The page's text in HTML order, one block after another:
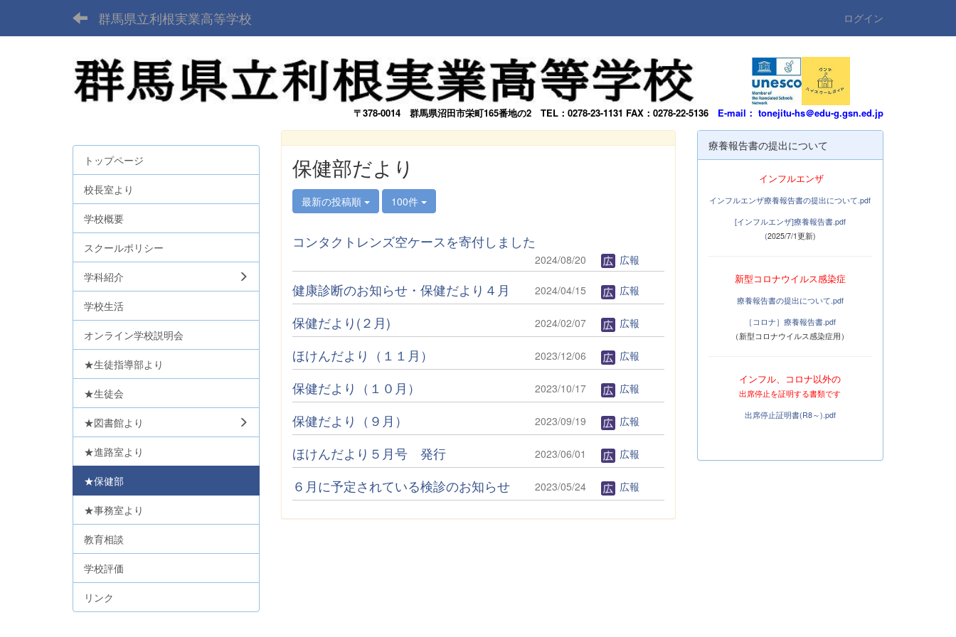
群馬県立利根実業高等学校 ログイン
〒378-0014 群馬県沼田市栄町165番地の2 TEL：0278-23-1131 FAX：0278-22-5136 E-mail： tonejitu-hs＠edu-g.gsn.ed.jp
保健部だより
最新の投稿順 100件
コンタクトレンズ空ケースを寄付しました
2024/08/20 広報
健康診断のお知らせ・保健だより４月 2024/04/15 広報
保健だより(２月) 2024/02/07 広報
ほけんだより（１１月） 2023/12/06 広報
保健だより（１０月） 2023/10/17 広報
保健だより（９月） 2023/09/19 広報
ほけんだより５月号 発行 2023/06/01 広報
６月に予定されている検診のお知らせ 2023/05/24 広報
トップページ
校長室より
学校概要
スクールポリシー
学科紹介
学校生活
オンライン学校説明会
★生徒指導部より
★生徒会
★図書館より
★進路室より
★保健部
★事務室より
教育相談
学校評価
リンク
療養報告書の提出について
インフルエンザ
インフルエンザ療養報告書の提出について.pdf
[インフルエンザ]療養報告書.pdf
(2025/7/1更新)
新型コロナウイルス感染症
療養報告書の提出について.pdf
［コロナ］療養報告書.pdf
（新型コロナウイルス感染症用）
インフル、コロナ以外の
出席停止を証明する書類です
出席停止証明書(R8～).pdf